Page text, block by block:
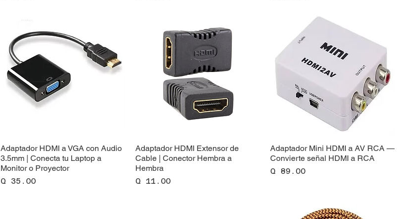
Adaptador HDMI a VGA con Audio
3.5mm | Conecta tu Laptop a
Monitor o Proyector
Precio
Q 35.00
Adaptador HDMI Extensor de
Cable | Conector Hembra a
Hembra
Precio
Q 11.00
Adaptador Mini HDMI a AV RCA —
Convierte señal HDMI a RCA
Precio
Q 89.00